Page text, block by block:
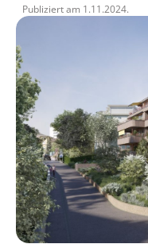
Publiziert am 1.11.2024.